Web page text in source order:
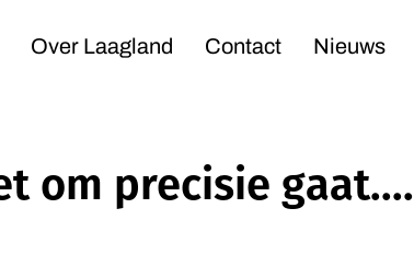
Navigation
Over Laagland Contact Nieuws
om precisie gaat....